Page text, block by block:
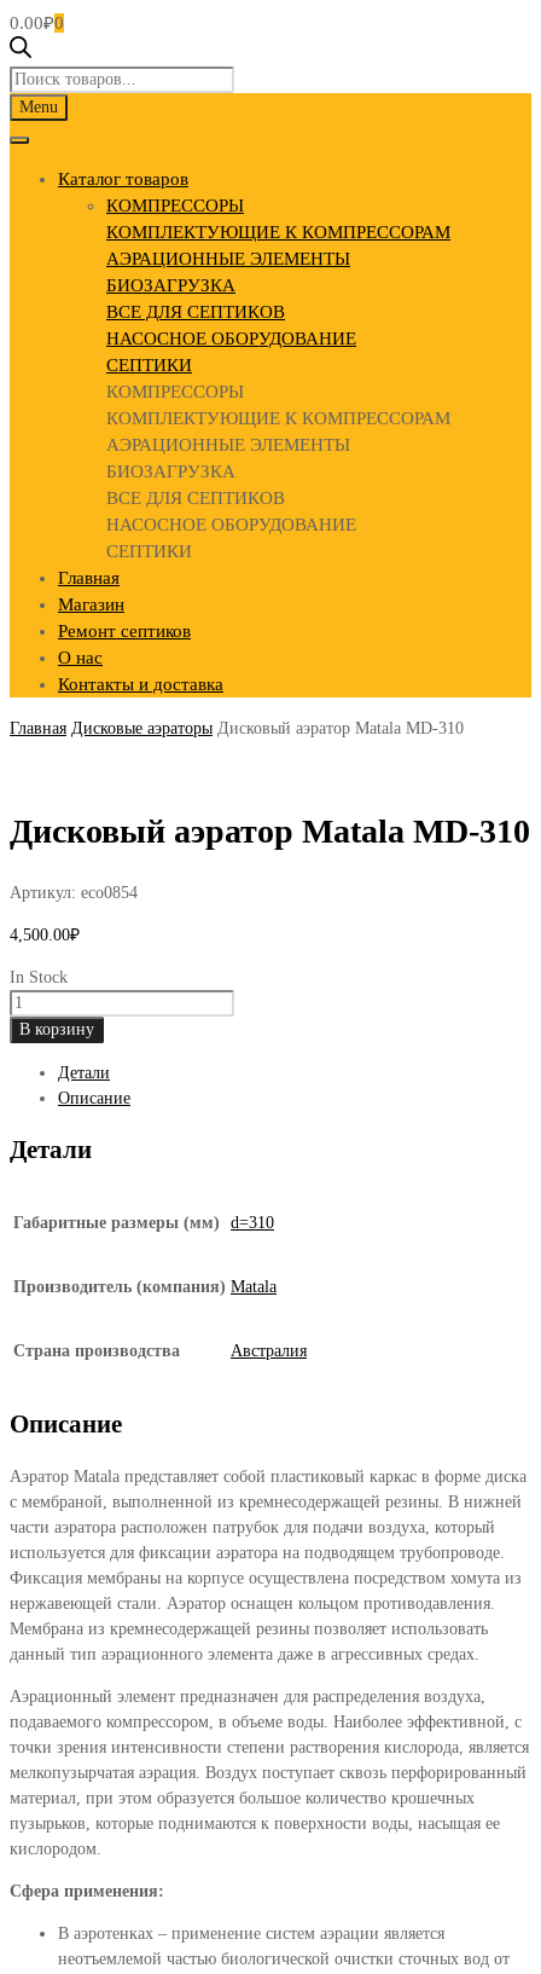
0.00₽0
Поиск
товаров
Skip
Menu
Каталог товаров
КОМПРЕССОРЫ
КОМПЛЕКТУЮЩИЕ К КОМПРЕССОРАМ
АЭРАЦИОННЫЕ ЭЛЕМЕНТЫ
БИОЗАГРУЗКА
ВСЕ ДЛЯ СЕПТИКОВ
НАСОСНОЕ ОБОРУДОВАНИЕ
СЕПТИКИ
КОМПРЕССОРЫ
КОМПЛЕКТУЮЩИЕ К КОМПРЕССОРАМ
АЭРАЦИОННЫЕ ЭЛЕМЕНТЫ
БИОЗАГРУЗКА
ВСЕ ДЛЯ СЕПТИКОВ
НАСОСНОЕ ОБОРУДОВАНИЕ
СЕПТИКИ
Главная
Магазин
Ремонт септиков
О нас
Контакты и доставка
Главная Дисковые аэраторы Дисковый аэратор Matala MD-310
Дисковый аэратор Matala MD-310
Артикул: eco0854
4,500.00₽
In Stock
Количество
товара
аэратор
Matala
310
В корзину
Детали
Описание
Детали
Габаритные размеры (мм) d=310
Производитель (компания) Matala
Страна производства Австралия
Описание
Аэратор Matala представляет собой пластиковый каркас в форме диска
с мембраной, выполненной из кремнесодержащей резины. В нижней
части аэратора расположен патрубок для подачи воздуха, который
используется для фиксации аэратора на подводящем трубопроводе.
Фиксация мембраны на корпусе осуществлена посредством хомута из
нержавеющей стали. Аэратор оснащен кольцом противодавления.
Мембрана из кремнесодержащей резины позволяет использовать
данный тип аэрационного элемента даже в агрессивных средах.
Аэрационный элемент предназначен для распределения воздуха,
подаваемого компрессором, в объеме воды. Наиболее эффективной, с
точки зрения интенсивности степени растворения кислорода, является
мелкопузырчатая аэрация. Воздух поступает сквозь перфорированный
материал, при этом образуется большое количество крошечных
пузырьков, которые поднимаются к поверхности воды, насыщая ее
кислородом.
Сфера применения:
В аэротенках – применение систем аэрации является
неотъемлемой частью биологической очистки сточных вод от